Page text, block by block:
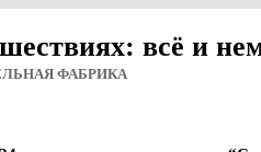
всё и
ФАБРИКА